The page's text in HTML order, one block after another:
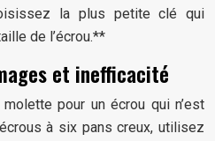
la plus petite clé qui
de l’écrou.**
et inefficacité
pour un écrou qui n’est
à six pans creux, utilisez